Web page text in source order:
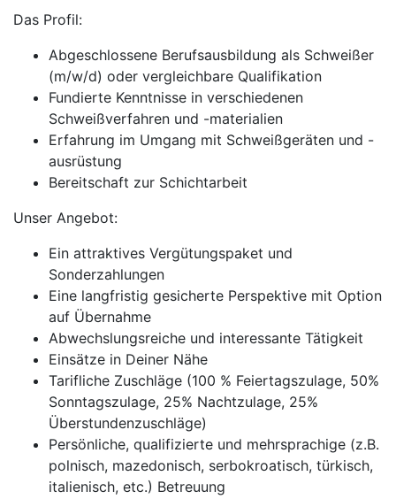
Das Profil:
Abgeschlossene Berufsausbildung als Schweißer
(m/w/d) oder vergleichbare Qualifikation
Fundierte Kenntnisse in verschiedenen
Schweißverfahren und -materialien
Erfahrung im Umgang mit Schweißgeräten und -
ausrüstung
Bereitschaft zur Schichtarbeit
Unser Angebot:
Ein attraktives Vergütungspaket und
Sonderzahlungen
Eine langfristig gesicherte Perspektive mit Option
auf Übernahme
Abwechslungsreiche und interessante Tätigkeit
Einsätze in Deiner Nähe
Tarifliche Zuschläge (100 % Feiertagszulage, 50%
Sonntagszulage, 25% Nachtzulage, 25%
Überstundenzuschläge)
Persönliche, qualifizierte und mehrsprachige (z.B.
polnisch, mazedonisch, serbokroatisch, türkisch,
italienisch, etc.) Betreuung